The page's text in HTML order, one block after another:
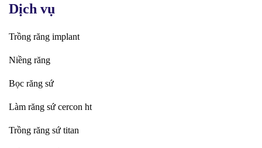
Dịch vụ
Trồng răng implant
Niềng răng
Bọc răng sứ
Làm răng sứ cercon ht
Trồng răng sứ titan